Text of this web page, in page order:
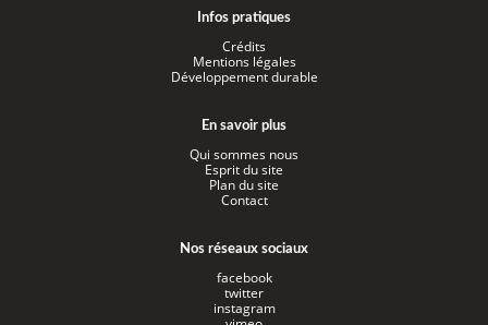
Infos pratiques
Crédits
Mentions légales
Développement durable
En savoir plus
Qui sommes nous
Esprit du site
Plan du site
Contact
Nos réseaux sociaux
facebook
twitter
instagram